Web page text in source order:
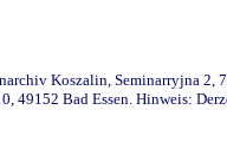
Koszalin, Seminarryjna 2,
49152 Bad Essen. Hinweis: